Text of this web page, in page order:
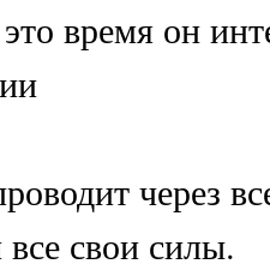
время он
через
свои силы.